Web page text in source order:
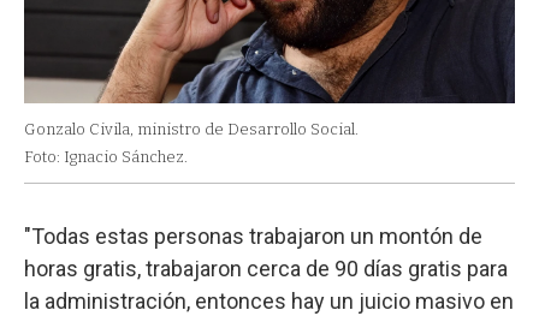
Gonzalo Civila, ministro de Desarrollo Social.
Foto: Ignacio Sánchez.
"Todas estas personas trabajaron un montón de
horas gratis, trabajaron cerca de 90 días gratis para
la administración, entonces hay un juicio masivo en